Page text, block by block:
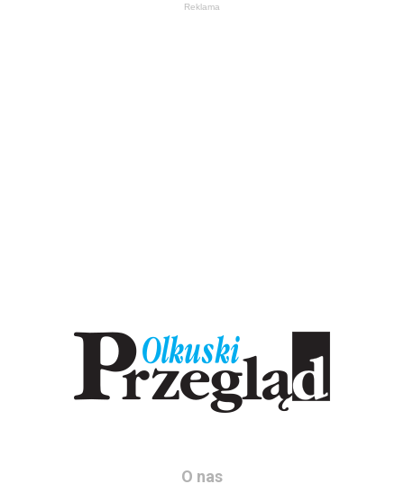
Reklama
O nas